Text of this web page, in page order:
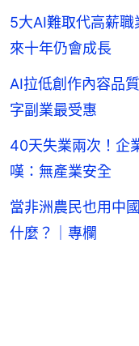
5大AI難取代高薪
來十年仍會成長
AI拉低創作內容品
字副業最受惠
40天失業兩次！企
嘆：無產業安全
當非洲農民也用中
什麼？｜專欄